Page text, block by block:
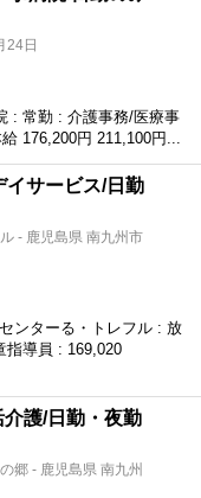
24日
: 常勤 : 介護事務/医療事
176,200円 211,100円...
イサービス/日勤
- 鹿児島県 南九州市
ンターる・トレフル : 放
指導員 : 169,020
護/日勤・夜勤
郷 - 鹿児島県 南九州